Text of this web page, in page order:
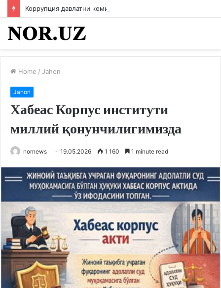
Коррупция давлатни кемиради
Home / Jahon
Jahon
Хабеас Корпус институти
миллий қонунчилигимизда
nornews 19.05.2026 1 160 1 minute read